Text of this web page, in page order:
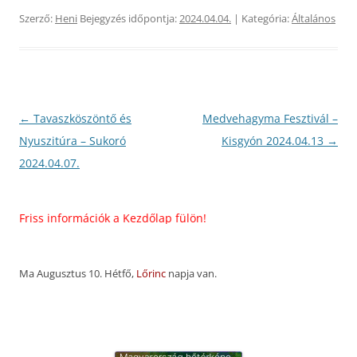
Szerző: Heni Bejegyzés időpontja:2024.04.04. | Kategória:Általános
Bejegyzés
navigáció
← Tavaszköszöntő és
Nyuszitúra – Sukoró
2024.04.07.
Medvehagyma Fesztivál –
Kisgyón 2024.04.13 →
információk a Kezdőlap fülön!
Ma Augusztus 10. Hétfő, Lőrinc napja van.